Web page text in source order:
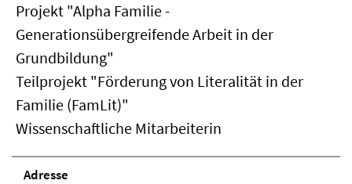
Projekt "Alpha Familie -
Generationsübergreifende Arbeit in der
Grundbildung"
Teilprojekt "Förderung von Literalität in der
Familie (FamLit)"
Wissenschaftliche Mitarbeiterin
Adresse